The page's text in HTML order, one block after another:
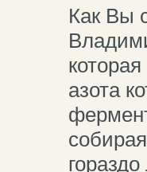
Как Вы
азота